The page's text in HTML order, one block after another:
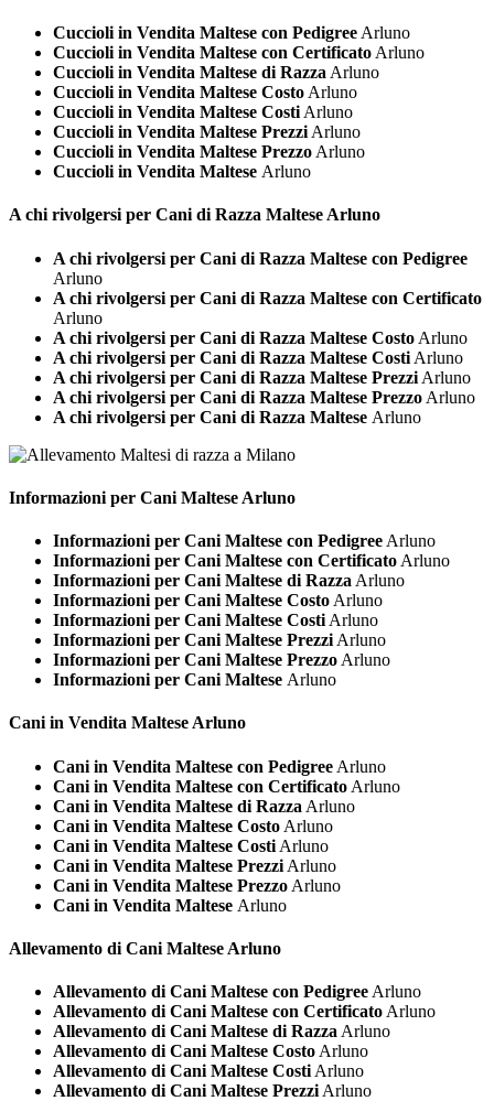
Cuccioli in Vendita Maltese con Pedigree Arluno
Cuccioli in Vendita Maltese con Certificato Arluno
Cuccioli in Vendita Maltese di Razza Arluno
Cuccioli in Vendita Maltese Costo Arluno
Cuccioli in Vendita Maltese Costi Arluno
Cuccioli in Vendita Maltese Prezzi Arluno
Cuccioli in Vendita Maltese Prezzo Arluno
Cuccioli in Vendita Maltese Arluno
A chi rivolgersi per Cani di Razza Maltese Arluno
A chi rivolgersi per Cani di Razza Maltese con Pedigree
Arluno
A chi rivolgersi per Cani di Razza Maltese con Certificato
Arluno
A chi rivolgersi per Cani di Razza Maltese Costo Arluno
A chi rivolgersi per Cani di Razza Maltese Costi Arluno
A chi rivolgersi per Cani di Razza Maltese Prezzi Arluno
A chi rivolgersi per Cani di Razza Maltese Prezzo Arluno
A chi rivolgersi per Cani di Razza Maltese Arluno
Informazioni per Cani Maltese Arluno
Informazioni per Cani Maltese con Pedigree Arluno
Informazioni per Cani Maltese con Certificato Arluno
Informazioni per Cani Maltese di Razza Arluno
Informazioni per Cani Maltese Costo Arluno
Informazioni per Cani Maltese Costi Arluno
Informazioni per Cani Maltese Prezzi Arluno
Informazioni per Cani Maltese Prezzo Arluno
Informazioni per Cani Maltese Arluno
Cani in Vendita Maltese Arluno
Cani in Vendita Maltese con Pedigree Arluno
Cani in Vendita Maltese con Certificato Arluno
Cani in Vendita Maltese di Razza Arluno
Cani in Vendita Maltese Costo Arluno
Cani in Vendita Maltese Costi Arluno
Cani in Vendita Maltese Prezzi Arluno
Cani in Vendita Maltese Prezzo Arluno
Cani in Vendita Maltese Arluno
Allevamento di Cani Maltese Arluno
Allevamento di Cani Maltese con Pedigree Arluno
Allevamento di Cani Maltese con Certificato Arluno
Allevamento di Cani Maltese di Razza Arluno
Allevamento di Cani Maltese Costo Arluno
Allevamento di Cani Maltese Costi Arluno
Allevamento di Cani Maltese Prezzi Arluno